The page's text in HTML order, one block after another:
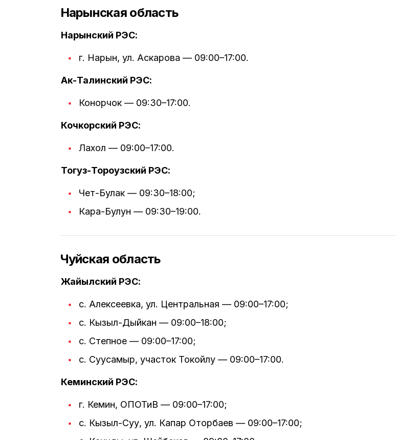
Нарынская область
Нарынский РЭС:
г. Нарын, ул. Аскарова — 09:00–17:00.
Ак-Талинский РЭС:
Конорчок — 09:30–17:00.
Кочкорский РЭС:
Лахол — 09:00–17:00.
Тогуз-Тороузский РЭС:
Чет-Булак — 09:30–18:00;
Кара-Булун — 09:30–19:00.
Чуйская область
Жайылский РЭС:
с. Алексеевка, ул. Центральная — 09:00–17:00;
с. Кызыл-Дыйкан — 09:00–18:00;
с. Степное — 09:00–17:00;
с. Суусамыр, участок Токойлу — 09:00–17:00.
Кеминский РЭС:
г. Кемин, ОПОТиВ — 09:00–17:00;
с. Кызыл-Суу, ул. Капар Оторбаев — 09:00–17:00;